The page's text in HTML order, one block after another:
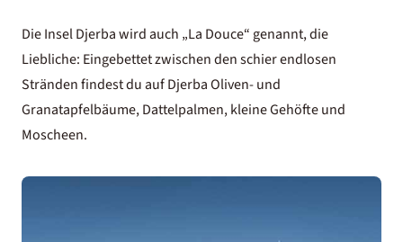
Die Insel Djerba wird auch „La Douce“ genannt, die
Liebliche: Eingebettet zwischen den schier endlosen
Stränden findest du auf Djerba Oliven- und
Granatapfelbäume, Dattelpalmen, kleine Gehöfte und
Moscheen.